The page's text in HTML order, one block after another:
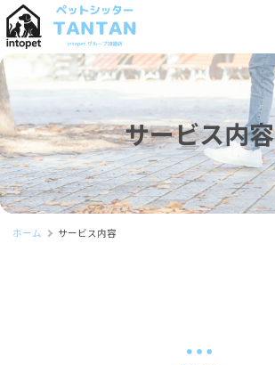
サービス内容
ホーム サービス内容